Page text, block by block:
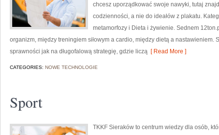
chcesz uporządkować swoje nawyki, tutaj
codzienności, a nie do ideałów z plakatu.
metamorfozy i Dieta i żywienie. Sednem
organizm, między treningiem siłowym a cardio, między dietą a nastawieniem.
sprawności jak na długofalową strategię, gdzie liczą [ Read More ]
CATEGORIES: NOWE TECHNOLOGIE
Sport
TKKF Sieraków to centrum wiedzy dla osób,